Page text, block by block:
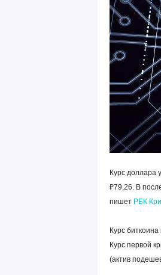
Курс доллара
₽79,26. В
пишет РБК
Курс
Курс первой
(актив